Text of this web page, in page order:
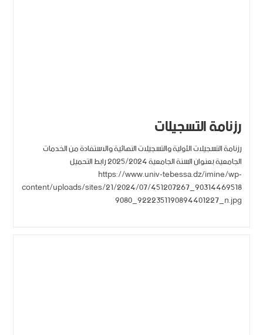
رزنامة التسجيلات
رزنامة التسجيلات الأولية والتسجيلات النهائية والاستفادة من الخدمات
الجامعية بعنوان السنة الجامعية 2025/2024 رابط التحميل
https://www.univ-tebessa.dz/imine/wp-
content/uploads/sites/21/2024/07/451207267_90314469518
9080_9222351190894401227_n.jpg